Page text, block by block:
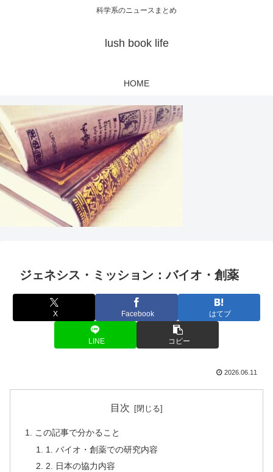
科学系のニュースまとめ
lush book life
HOME
ジェネシス・ミッション：バイオ・創薬
X Facebook はてブ
LINE コピー
2026.06.11
目次
この記事で分かること
1. バイオ・創薬での研究内容
2. 日本の協力内容